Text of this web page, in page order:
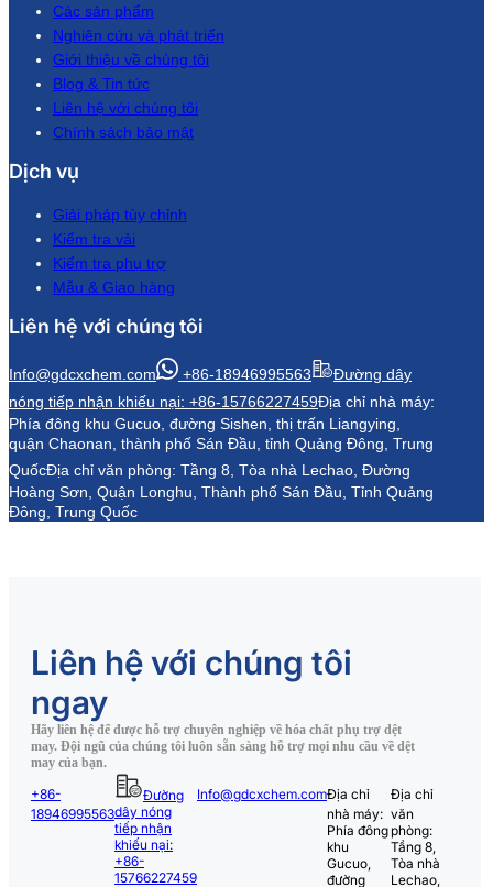
Các sản phẩm
Nghiên cứu và phát triển
Giới thiệu về chúng tôi
Blog & Tin tức
Liên hệ với chúng tôi
Chính sách bảo mật
Dịch vụ
Giải pháp tùy chỉnh
Kiểm tra vải
Kiểm tra phụ trợ
Mẫu & Giao hàng
Liên hệ với chúng tôi
Info@gdcxchem.com +86-18946995563
Đường dây
nóng tiếp nhận khiếu nại: +86-15766227459Địa chỉ nhà máy:
Phía đông khu Gucuo, đường Sishen, thị trấn Liangying,
quận Chaonan, thành phố Sán Đầu, tỉnh Quảng Đông, Trung
QuốcĐịa chỉ văn phòng: Tầng 8, Tòa nhà Lechao, Đường
Hoàng Sơn, Quận Longhu, Thành phố Sán Đầu, Tỉnh Quảng
Đông, Trung Quốc
Liên hệ với chúng tôi
ngay
Hãy liên hệ để được hỗ trợ chuyên nghiệp về hóa chất phụ trợ dệt
may. Đội ngũ của chúng tôi luôn sẵn sàng hỗ trợ mọi nhu cầu về dệt
may của bạn.
+86-
18946995563
Đường
dây nóng
tiếp nhận
khiếu nại:
+86-
15766227459
Info@gdcxchem.comĐịa chỉ
nhà máy:
Phía đông
khu
Gucuo,
đường
Địa chỉ
văn
phòng:
Tầng 8,
Tòa nhà
Lechao,